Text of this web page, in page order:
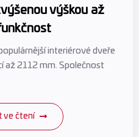
výškou až
interiérové ​​dveře
až 2112 mm. Společnost
ve čtení